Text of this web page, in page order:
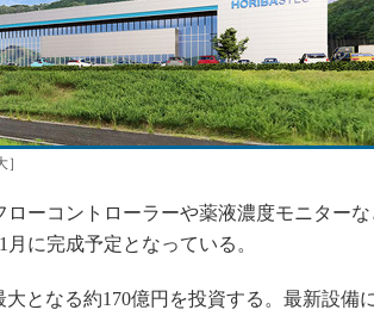
イノベーション
製造業ビッグデータ
メイドインジャパン
植物工場
海外生産
グローバル設計・開発
ーコントローラーや薬液濃度モニターな
に完成予定となっている。
となる約170億円を投資する。最新設備